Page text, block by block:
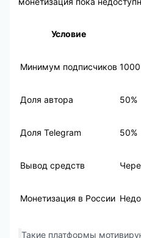
Условие
Минимум подписчиков 1000
Доля автора 50%
Доля Telegram 50%
Вывод средств
Монетизация в России
Такие платформы